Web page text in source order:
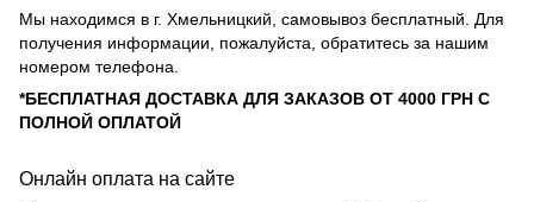
Мы находимся в г. Хмельницкий, самовывоз бесплатный. Для
получения информации, пожалуйста, обратитесь за нашим
номером телефона.
*БЕСПЛАТНАЯ ДОСТАВКА ДЛЯ ЗАКАЗОВ ОТ 4000 ГРН С
ПОЛНОЙ ОПЛАТОЙ
Онлайн оплата на сайте